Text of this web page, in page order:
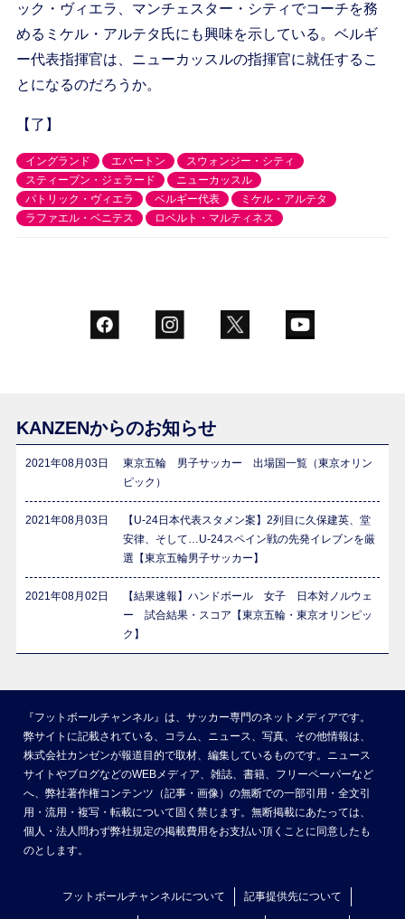
ック・ヴィエラ、マンチェスター・シティでコーチを務
めるミケル・アルテタ氏にも興味を示している。ベルギ
ー代表指揮官は、ニューカッスルの指揮官に就任するこ
とになるのだろうか。
【了】
イングランド エバートン
スウォンジー・シティ
スティーブン・ジェラード
ニューカッスル
パトリック・ヴィエラ
ベルギー代表
ミケル・アルテタ
ラファエル・ベニテス
ロベルト・マルティネス
KANZENからのお知らせ
2021年08月03日
東京五輪 男子サッカー 出場国一覧（東京オリン
ピック）
2021年08月03日
【U-24日本代表スタメン案】2列目に久保建英、堂
安律、そして…U-24スペイン戦の先発イレブンを厳
選【東京五輪男子サッカー】
2021年08月02日
【結果速報】ハンドボール 女子 日本対ノルウェ
ー 試合結果・スコア【東京五輪・東京オリンピッ
ク】
『フットボールチャンネル』は、サッカー専門のネットメディアです。
弊サイトに記載されている、コラム、ニュース、写真、その他情報は、
株式会社カンゼンが報道目的で取材、編集しているものです。ニュース
サイトやブログなどのWEBメディア、雑誌、書籍、フリーペーパーなど
へ、弊社著作権コンテンツ（記事・画像）の無断での一部引用・全文引
用・流用・複写・転載について固く禁じます。無断掲載にあたっては、
個人・法人問わず弊社規定の掲載費用をお支払い頂くことに同意したも
のとします。
フットボールチャンネルについて 記事提供先について